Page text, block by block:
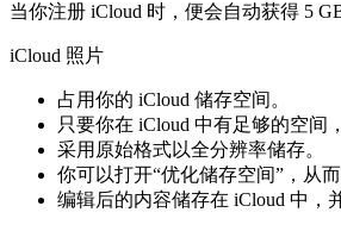
当你注册 iCloud 时，便会自动获得 5
iCloud 照片
占用你的 iCloud 储存空间。
只要你在 iCloud 中有足够的空间
采用原始格式以全分辨率储存。
你可以打开“优化储存空间”，从
编辑后的内容储存在 iCloud 中，